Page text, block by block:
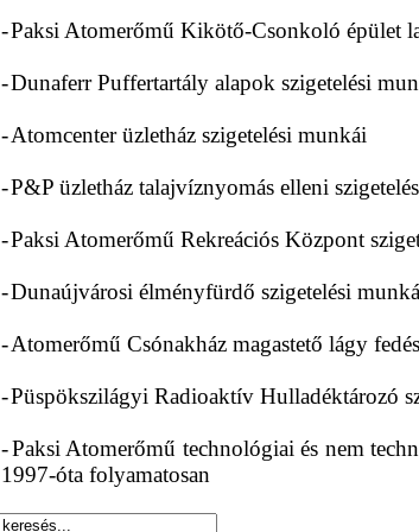
-Paksi Atomerőmű Kikötő-Csonkoló épület
-Dunaferr Puffertartály alapok szigetelési
-Atomcenter üzletház szigetelési munkái
-P&P üzletház talajvíznyomás elleni szigetelés
-Paksi Atomerőmű Rekreációs Központ
-Dunaújvárosi élményfürdő szigetelési
-Atomerőmű Csónakház magastető lágy
-Püspökszilágyi Radioaktív Hulladéktározó
-Paksi Atomerőmű technológiai és nem
1997-óta folyamatosan